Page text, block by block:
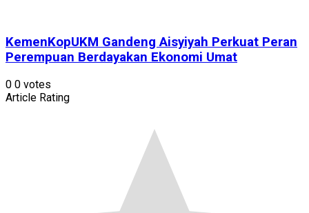
KemenKopUKM Gandeng Aisyiyah Perkuat Peran
Perempuan Berdayakan Ekonomi Umat
0 0 votes
Article Rating